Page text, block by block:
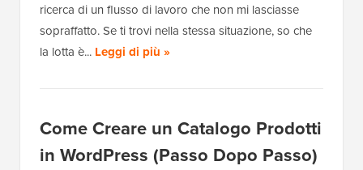
ricerca di un flusso di lavoro che non mi lasciasse
sopraffatto. Se ti trovi nella stessa situazione, so che
la lotta è... Leggi di più »
Come Creare un Catalogo Prodotti
in WordPress (Passo Dopo Passo)